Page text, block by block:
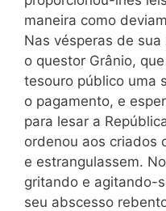
maneira como
Nas vésperas de
o questor Grânio,
tesouro público uma
o pagamento, e
para lesar a
ordenou aos criados
e estrangulassem.
gritando e agitando-
seu abscesso